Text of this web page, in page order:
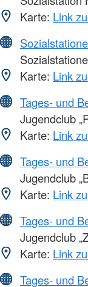
Karte: Link
Karte: Link
Tages- und
Jugendclub
Karte: Link
Tages- und
Jugendclub
Karte: Link
Tages- und
Jugendclub
Karte: Link
Tages- und